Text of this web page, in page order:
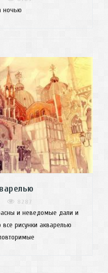
ночью
8287
и неведомые дали и
все рисунки акварелью